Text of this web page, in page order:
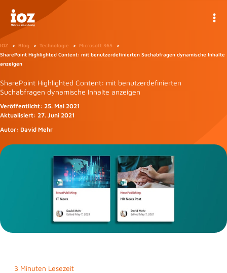
Inhalt
springen
IOZ Blog Technologie
Microsoft 365
SharePoint Highlighted Content: mit benutzerdefinierten Suchabfragen dynamische Inhalte
anzeigen
SharePoint Highlighted Content: mit benutzerdefinierten
Suchabfragen dynamische Inhalte anzeigen
Veröffentlicht: 25. Mai 2021
Aktualisiert: 27. Juni 2021
Autor: David Mehr
3 Minuten Lesezeit